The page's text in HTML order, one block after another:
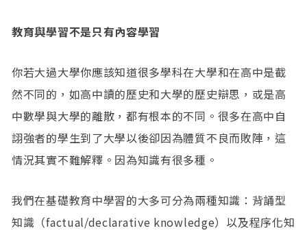
教育與學習不是只有內容學習
你若大過大學你應該知道很多學科在大學和在高中是截
然不同的，如高中讀的歷史和大學的歷史辯思，或是高
中數學與大學的離散，都有根本的不同。很多在高中自
詡強者的學生到了大學以後卻因為體質不良而敗陣，這
情況其實不難解釋。因為知識有很多種。
我們在基礎教育中學習的大多可分為兩種知識：背誦型
知識（factual/declarative knowledge）以及程序化知